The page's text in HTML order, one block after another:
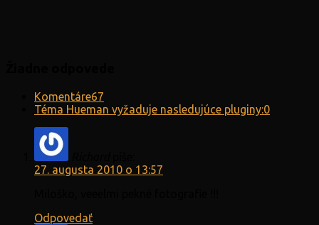
Komentáre67
Téma Hueman vyžaduje nasledujúce pluginy:0
27. augusta 2010 o 13:57
Odpovedať